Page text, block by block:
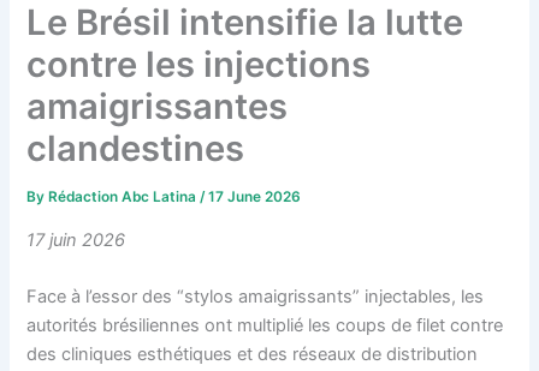
Le Brésil intensifie la lutte
contre les injections
amaigrissantes
clandestines
By Rédaction Abc Latina/17 June 2026
17 juin 2026
Face à l’essor des “stylos amaigrissants” injectables, les
autorités brésiliennes ont multiplié les coups de filet contre
des cliniques esthétiques et des réseaux de distribution